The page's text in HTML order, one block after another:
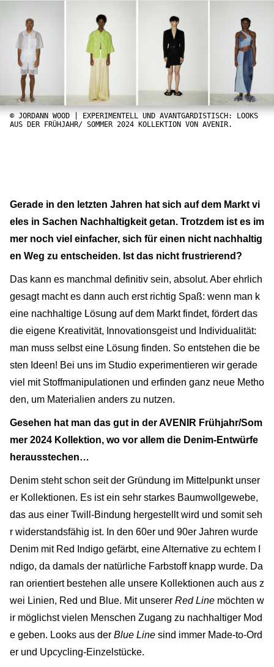
© JORDANN WOOD | EXPERIMENTELL UND AVANTGARDISTISCH: LOOKS
AUS DER FRÜHJAHR/ SOMMER 2024 KOLLEKTION VON AVENIR.
Gerade in den letzten Jahren hat sich auf dem Markt vi
eles in Sachen Nachhaltigkeit getan. Trotzdem ist es im
mer noch viel einfacher, sich für einen nicht nachhaltig
en Weg zu entscheiden. Ist das nicht frustrierend?
Das kann es manchmal definitiv sein, absolut. Aber ehrlich
gesagt macht es dann auch erst richtig Spaß: wenn man k
eine nachhaltige Lösung auf dem Markt findet, fördert das
die eigene Kreativität, Innovationsgeist und Individualität:
man muss selbst eine Lösung finden. So entstehen die be
sten Ideen! Bei uns im Studio experimentieren wir gerade
viel mit Stoffmanipulationen und erfinden ganz neue Metho
den, um Materialien anders zu nutzen.
Gesehen hat man das gut in der AVENIR Frühjahr/Som
mer 2024 Kollektion, wo vor allem die Denim-Entwürfe
herausstechen…
Denim steht schon seit der Gründung im Mittelpunkt unser
er Kollektionen. Es ist ein sehr starkes Baumwollgewebe,
das aus einer Twill-Bindung hergestellt wird und somit seh
r widerstandsfähig ist. In den 60er und 90er Jahren wurde
Denim mit Red Indigo gefärbt, eine Alternative zu echtem I
ndigo, da damals der natürliche Farbstoff knapp wurde. Da
ran orientiert bestehen alle unsere Kollektionen auch aus z
wei Linien, Red und Blue. Mit unserer Red Line möchten w
ir möglichst vielen Menschen Zugang zu nachhaltiger Mod
e geben. Looks aus der Blue Line sind immer Made-to-Ord
er und Upcycling-Einzelstücke.